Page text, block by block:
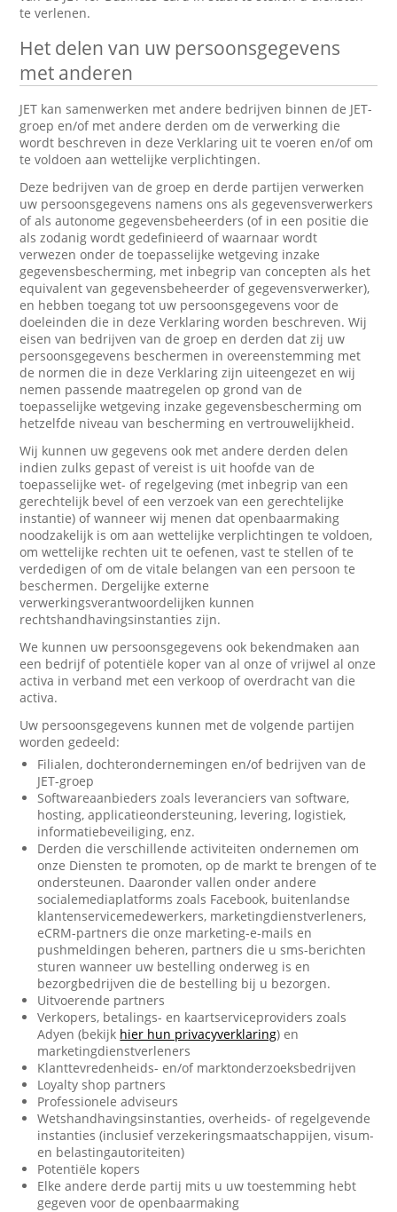
te verlenen.
Het delen van uw persoonsgegevens
met anderen
JET kan samenwerken met andere bedrijven binnen de JET-
groep en/of met andere derden om de verwerking die
wordt beschreven in deze Verklaring uit te voeren en/of om
te voldoen aan wettelijke verplichtingen.
Deze bedrijven van de groep en derde partijen verwerken
uw persoonsgegevens namens ons als gegevensverwerkers
of als autonome gegevensbeheerders (of in een positie die
als zodanig wordt gedefinieerd of waarnaar wordt
verwezen onder de toepasselijke wetgeving inzake
gegevensbescherming, met inbegrip van concepten als het
equivalent van gegevensbeheerder of gegevensverwerker),
en hebben toegang tot uw persoonsgegevens voor de
doeleinden die in deze Verklaring worden beschreven. Wij
eisen van bedrijven van de groep en derden dat zij uw
persoonsgegevens beschermen in overeenstemming met
de normen die in deze Verklaring zijn uiteengezet en wij
nemen passende maatregelen op grond van de
toepasselijke wetgeving inzake gegevensbescherming om
hetzelfde niveau van bescherming en vertrouwelijkheid.
Wij kunnen uw gegevens ook met andere derden delen
indien zulks gepast of vereist is uit hoofde van de
toepasselijke wet- of regelgeving (met inbegrip van een
gerechtelijk bevel of een verzoek van een gerechtelijke
instantie) of wanneer wij menen dat openbaarmaking
noodzakelijk is om aan wettelijke verplichtingen te voldoen,
om wettelijke rechten uit te oefenen, vast te stellen of te
verdedigen of om de vitale belangen van een persoon te
beschermen. Dergelijke externe
verwerkingsverantwoordelijken kunnen
rechtshandhavingsinstanties zijn.
We kunnen uw persoonsgegevens ook bekendmaken aan
een bedrijf of potentiële koper van al onze of vrijwel al onze
activa in verband met een verkoop of overdracht van die
activa.
Uw persoonsgegevens kunnen met de volgende partijen
worden gedeeld:
Filialen, dochterondernemingen en/of bedrijven van de
JET-groep
Softwareaanbieders zoals leveranciers van software,
hosting, applicatieondersteuning, levering, logistiek,
informatiebeveiliging, enz.
Derden die verschillende activiteiten ondernemen om
onze Diensten te promoten, op de markt te brengen of te
ondersteunen. Daaronder vallen onder andere
socialemediaplatforms zoals Facebook, buitenlandse
klantenservicemedewerkers, marketingdienstverleners,
eCRM-partners die onze marketing-e-mails en
pushmeldingen beheren, partners die u sms-berichten
sturen wanneer uw bestelling onderweg is en
bezorgbedrijven die de bestelling bij u bezorgen.
Uitvoerende partners
Verkopers, betalings- en kaartserviceproviders zoals
Adyen (bekijk hier hun privacyverklaring) en
marketingdienstverleners
Klanttevredenheids- en/of marktonderzoeksbedrijven
Loyalty shop partners
Professionele adviseurs
Wetshandhavingsinstanties, overheids- of regelgevende
instanties (inclusief verzekeringsmaatschappijen, visum-
en belastingautoriteiten)
Potentiële kopers
Elke andere derde partij mits u uw toestemming hebt
gegeven voor de openbaarmaking